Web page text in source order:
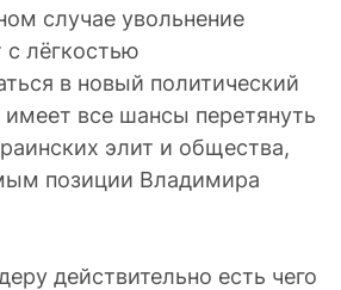
случае увольнение
лёгкостью
в новый политический
имеет все шансы перетянуть
элит и общества,
позиции Владимира
действительно есть чего